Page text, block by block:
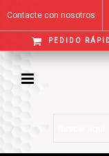
Contacte con nosotros
PEDIDO